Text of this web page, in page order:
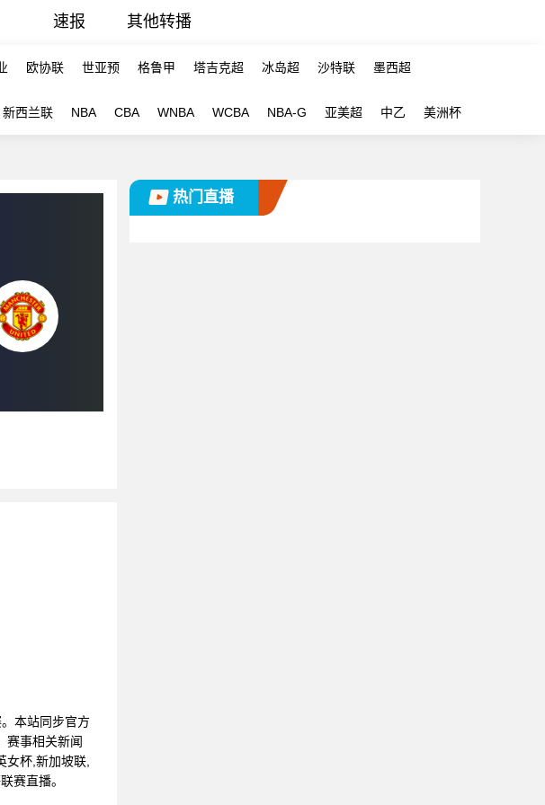
速报 其他转播
欧协联 世亚预 格鲁甲 塔吉克超 冰岛超 沙特联 墨西超
新西兰联 NBA CBA WNBA WCBA NBA-G 亚美超 中乙 美洲杯
本站同步官方
赛事相关新闻
女杯,新加坡联,
赛直播。
热门直播